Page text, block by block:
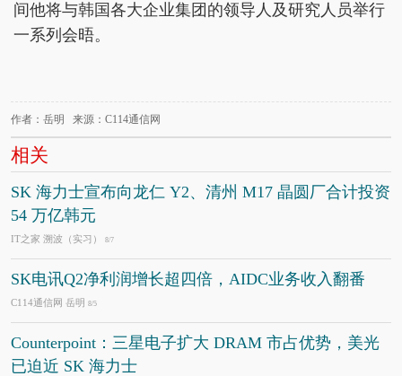
间他将与韩国各大企业集团的领导人及研究人员举行
一系列会晤。
作者：岳明 来源：C114通信网
相关
SK 海力士宣布向龙仁 Y2、清州 M17 晶圆厂合计投资
54 万亿韩元
IT之家 溯波（实习） 8/7
SK电讯Q2净利润增长超四倍，AIDC业务收入翻番
C114通信网 岳明 8/5
Counterpoint：三星电子扩大 DRAM 市占优势，美光
已迫近 SK 海力士